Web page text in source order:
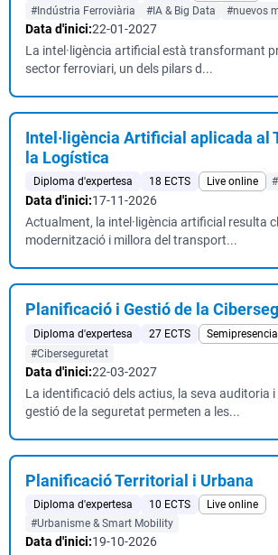
#Indústria Ferroviària #IA & Big Data #nuevos
Data d'inici:22-01-2027
La intel·ligència artificial està transformant
sector ferroviari, un dels pilars d...
Intel·ligència Artificial aplicada al
la Logística
Diploma d'expertesa 18 ECTS Live online
Data d'inici:17-11-2026
Actualment, la intel·ligència artificial resulta
modernització i millora del transport...
Planificació i Gestió de la
Diploma d'expertesa 27 ECTS Semipresencial
#Ciberseguretat
Data d'inici:22-03-2027
La identificació dels actius, la seva auditoria
gestió de la seguretat permeten a les...
Planificació Territorial i Urbana
Diploma d'expertesa 10 ECTS
Live online
#Urbanisme & Smart Mobility
Data d'inici:19-10-2026